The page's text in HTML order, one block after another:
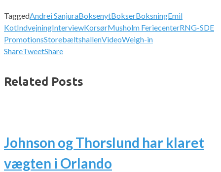
TaggedAndrei SanjuraBoksenytBokserBoksningEmil
KotIndvejningInterviewKorsørMusholm FeriecenterRNG-SDE
PromotionsStorebæltshallenVideoWeigh-in
ShareTweetShare
Related Posts
Johnson og Thorslund har klaret
vægten i Orlando